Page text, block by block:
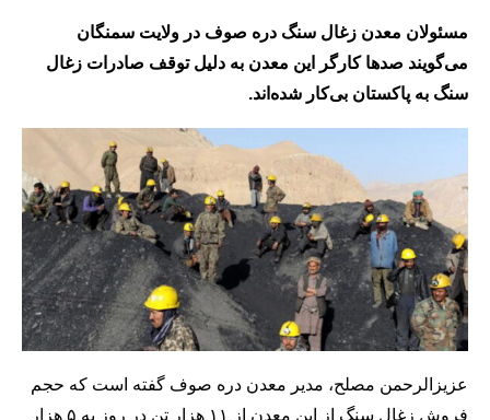
مسئولان معدن زغال سنگ دره صوف در ولایت سمنگان
می‌گویند صدها کارگر این معدن به دلیل توقف صادرات زغال
سنگ به پاکستان بی‌کار شده‌اند.
عزیزالرحمن مصلح، مدیر معدن دره صوف گفته است که حجم
فروش زغال سنگ از این معدن از ۱۱ هزار تن در روز به ۵ هزار